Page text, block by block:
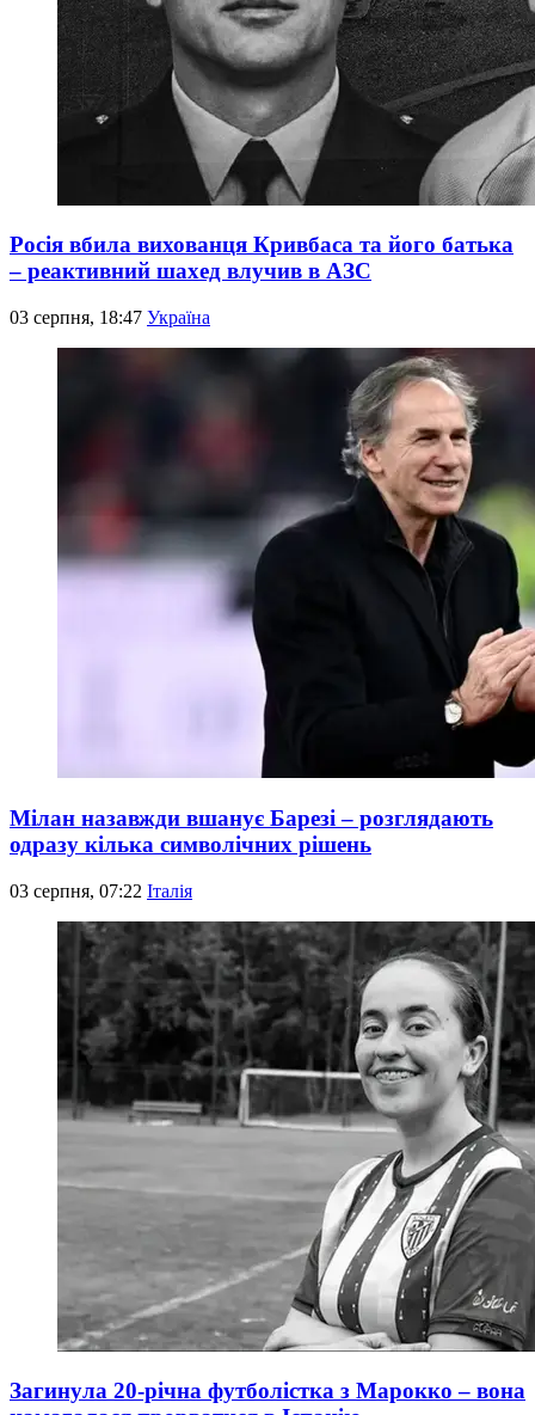
Росія вбила вихованця Кривбаса та його батька
– реактивний шахед влучив в АЗС
03 серпня, 18:47 Україна
Мілан назавжди вшанує Барезі – розглядають
одразу кілька символічних рішень
03 серпня, 07:22 Італія
Загинула 20-річна футболістка з Марокко – вона